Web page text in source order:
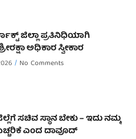
ಜಿಲ್ಲಾ ಪ್ರತಿನಿಧಿಯಾಗಿ
ಅಧಿಕಾರ ಸ್ವೀಕಾರ
No Comments
ಸಚಿವ ಸ್ಥಾನ ಬೇಕು – ಇದು ನಮ್ಮ
ಎಂದ ದಾವೂದ್